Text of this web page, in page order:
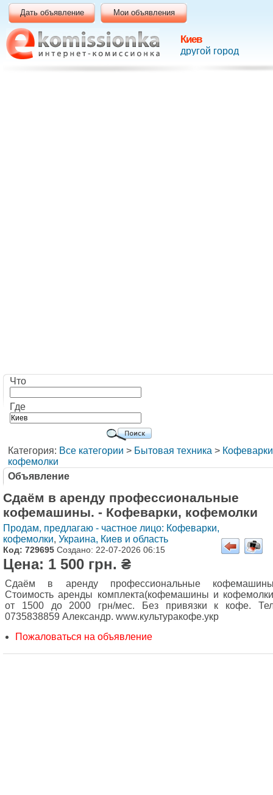
Киев
другой город
Дать объявление Мои объявления
Что
Где
Категория: Все категории > Бытовая техника >
кофемолки
Объявление
Сдаём в аренду профессиональные
кофемашины. - Кофеварки, кофемолки
Продам, предлагаю - частное лицо: Кофеварки,
кофемолки, Украина, Киев и область
Код: 729695 Создано: 22-07-2026 06:15
Цена: 1 500 грн. ₴
Сдаём в аренду профессиональные
Стоимость аренды комплекта(кофемашины и
от 1500 до 2000 грн/мес. Без привязки к кофе.
0735838859 Александр. www.культуракофе.укр
Пожаловаться на объявление